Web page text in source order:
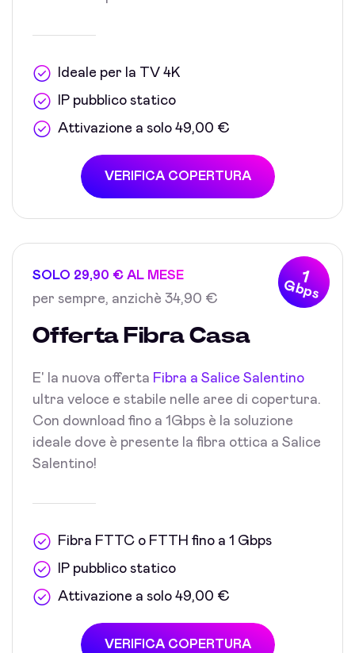
Ideale per la TV 4K
IP pubblico statico
Attivazione a solo 49,00 €
VERIFICA COPERTURA
1
Gbps
SOLO 29,90 € AL MESE
per sempre, anzichè 34,90 €
Offerta Fibra Casa
E' la nuova offerta Fibra a Salice Salentino
ultra veloce e stabile nelle aree di copertura.
Con download fino a 1Gbps è la soluzione
ideale dove è presente la fibra ottica a Salice
Salentino!
Fibra FTTC o FTTH fino a 1 Gbps
IP pubblico statico
Attivazione a solo 49,00 €
VERIFICA COPERTURA